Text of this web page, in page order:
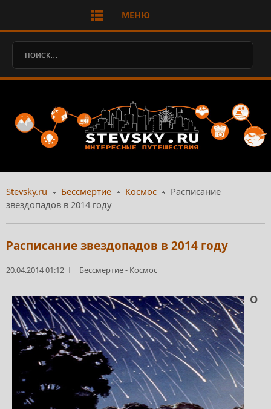
МЕНЮ
Stevsky.ru Бессмертие Космос
Расписание
звездопадов в 2014 году
Расписание звездопадов в 2014 году
20.04.2014 01:12 Бессмертие- Космос
О